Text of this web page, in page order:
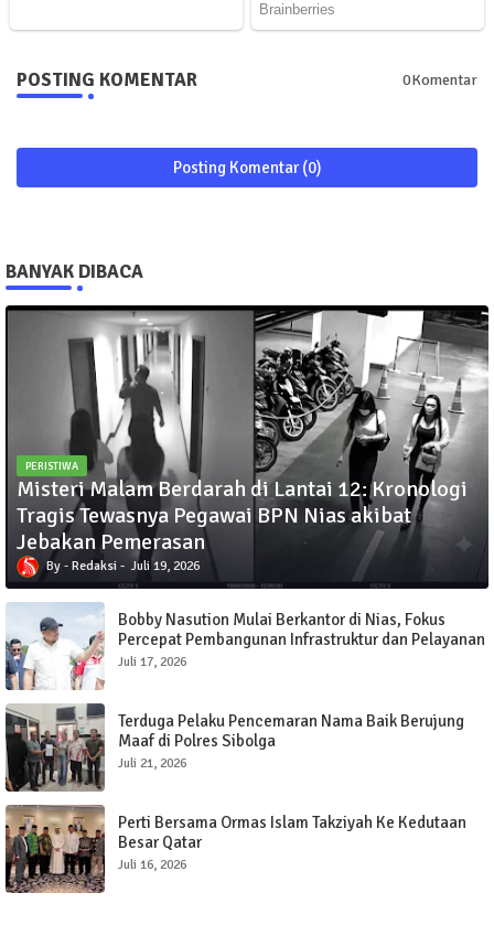
POSTING KOMENTAR 0Komentar
Posting Komentar (0)
BANYAK DIBACA
PERISTIWA
Misteri Malam Berdarah di Lantai 12: Kronologi
Tragis Tewasnya Pegawai BPN Nias akibat
Jebakan Pemerasan
Redaksi Juli 19, 2026
Bobby Nasution Mulai Berkantor di Nias, Fokus
Percepat Pembangunan Infrastruktur dan Pelayanan
Publik
Juli 17, 2026
Terduga Pelaku Pencemaran Nama Baik Berujung
Maaf di Polres Sibolga
Juli 21, 2026
Perti Bersama Ormas Islam Takziyah Ke Kedutaan
Besar Qatar
Juli 16, 2026